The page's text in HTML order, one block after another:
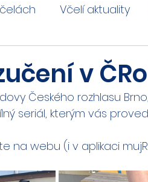
Včelí aktuality
v
Českého rozhlasu
seriál, kterým vás
na webu (i v aplikaci